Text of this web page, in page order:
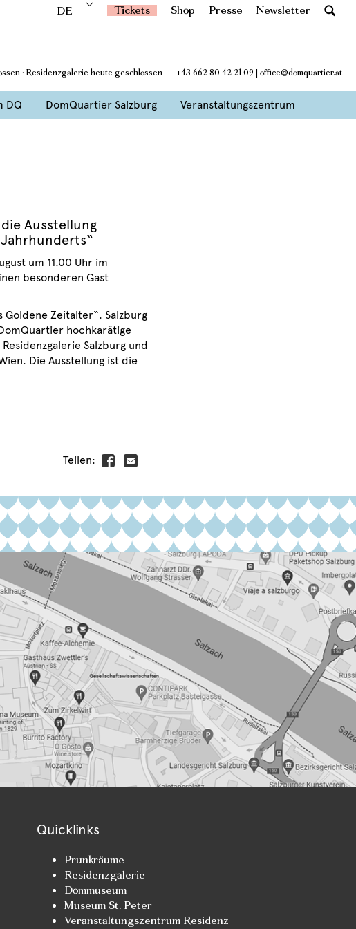
DE Tickets Shop Presse Newsletter
· Residenzgalerie heute geschlossen +43 662 80 42 21 09 | office@domquartier.at
DQ DomQuartier Salzburg Veranstaltungszentrum
Ausstellung
um 11.00 Uhr im
besonderen Gast
Zeitalter“. Salzburg
hochkarätige
Salzburg und
Die Ausstellung ist die
Teilen:
Quicklinks
Prunkräume
Residenzgalerie
Dommuseum
Museum St. Peter
Veranstaltungszentrum Residenz